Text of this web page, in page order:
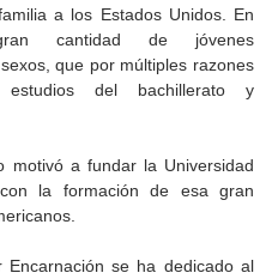
a los Estados Unidos. En
cantidad de jóvenes
que por múltiples razones
del bachillerato y
motivó a fundar la Universidad
la formación de esa gran
se ha dedicado al